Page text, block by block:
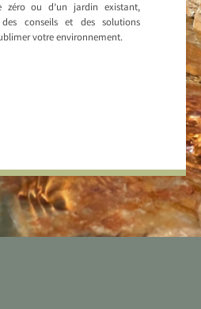
zéro ou d’un jardin existant,
des conseils et des solutions
votre environnement.